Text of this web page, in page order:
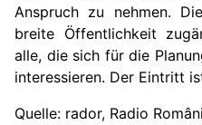
Anspruch zu nehmen.
breite Öffentlichkeit
alle, die sich für die
interessieren. Der Eintritt
Quelle: rador, Radio